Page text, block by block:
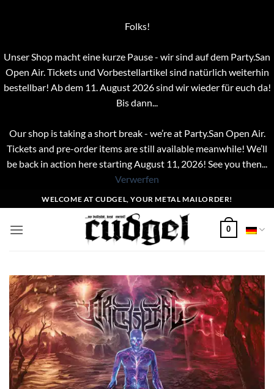
Folks!
Unser Shop macht eine kurze Pause - wir sind auf dem Party.San
Open Air. Tickets und Vorbestellartikel sind natürlich weiterhin
bestellbar! Ab dem 11. August 2026 sind wir wieder für euch da!
Bis dann...
Our shop is taking a short break - we’re at Party.San Open Air.
Tickets and pre-order items are still available meanwhile! We’ll
be back in action here starting August 11, 2026! See you then...
Verwerfen
Inhalt
springen
WELCOME AT CUDGEL, YOUR METAL MAILORDER!
0